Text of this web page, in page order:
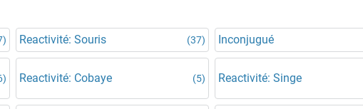
Reactivité: Souris (37) Inconjugué
Reactivité: Cobaye (5) Reactivité: Singe